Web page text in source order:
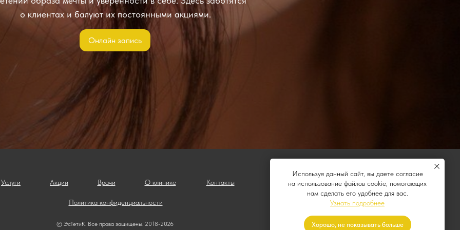
о клиентах и балуют их постоянными акциями.
Онлайн запись
© ЭсТетиК. Все права защищены. 2018-2026
Услуги Акции Врачи О клинике Контакты
Политика конфиденциальности
Используя данный сайт, вы даете согласие
на использование файлов cookie, помогающих
нам сделать его удобнее для вас.
Узнать подробнее
Хорошо, не показывать больше